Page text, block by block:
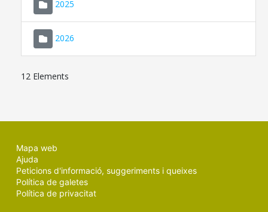
2025
2026
12 Elements
Mapa web
Ajuda
Peticions d'informació, suggeriments i queixes
Política de galetes
Política de privacitat